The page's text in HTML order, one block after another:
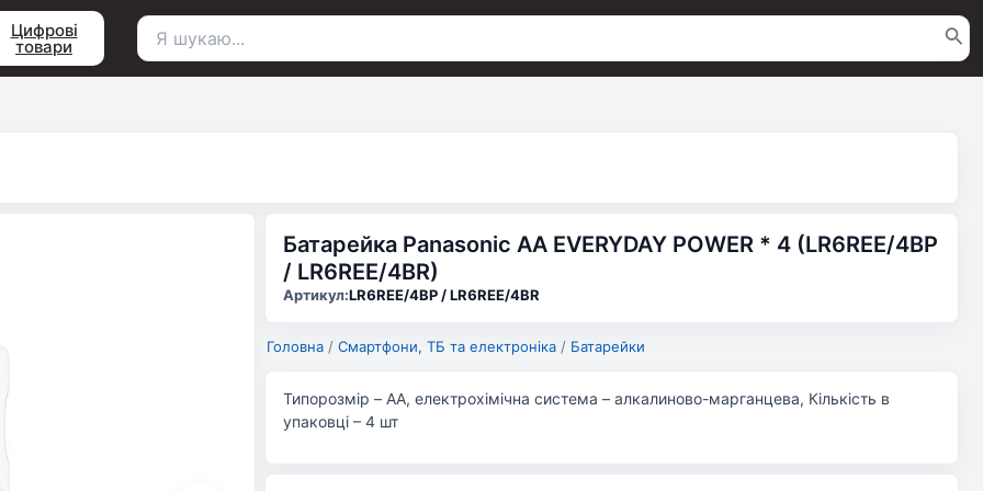
Цифрові
товари
Пошук
Батарейка Panasonic AA EVERYDAY POWER * 4 (LR6REE/4BP
/ LR6REE/4BR)
Артикул:LR6REE/4BP / LR6REE/4BR
Головна / Смартфони, ТБ та електроніка / Батарейки
Типорозмір – AA, електрохімічна система – алкалиново-марганцева, Кількість в
упаковці – 4 шт